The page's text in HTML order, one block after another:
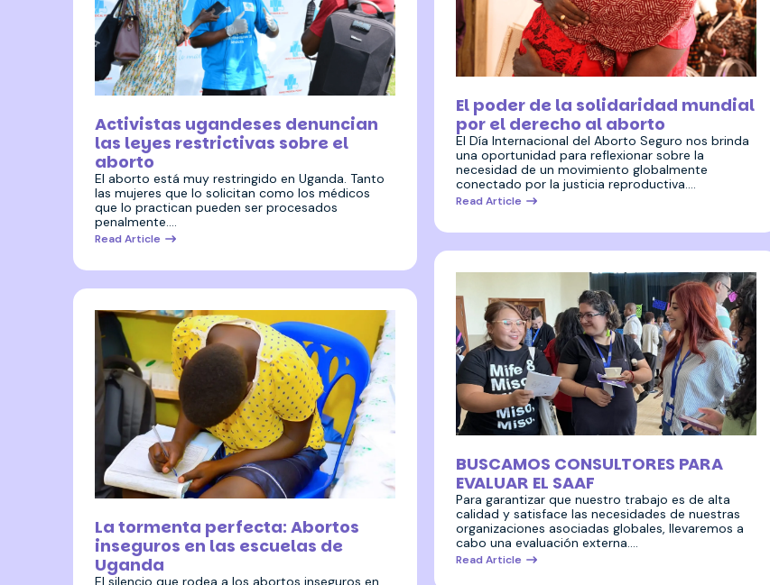
Activistas ugandeses denuncian
las leyes restrictivas sobre el
aborto
El aborto está muy restringido en Uganda. Tanto
las mujeres que lo solicitan como los médicos
que lo practican pueden ser procesados
penalmente.…
Read Article
El poder de la solidaridad mundial
por el derecho al aborto
El Día Internacional del Aborto Seguro nos brinda
una oportunidad para reflexionar sobre la
necesidad de un movimiento globalmente
conectado por la justicia reproductiva.…
Read Article
La tormenta perfecta: Abortos
inseguros en las escuelas de
Uganda
El silencio que rodea a los abortos inseguros en
BUSCAMOS CONSULTORES PARA
EVALUAR EL SAAF
Para garantizar que nuestro trabajo es de alta
calidad y satisface las necesidades de nuestras
organizaciones asociadas globales, llevaremos a
cabo una evaluación externa.…
Read Article